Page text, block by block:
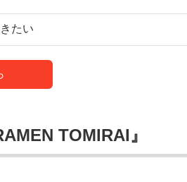
たい
TOMIRAI』